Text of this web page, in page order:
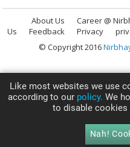
About Us Career @
Us
Feedback Privacy
© Copyright 2016
Like most websites we use
according to our policy. We
to disable cookies
Nah!